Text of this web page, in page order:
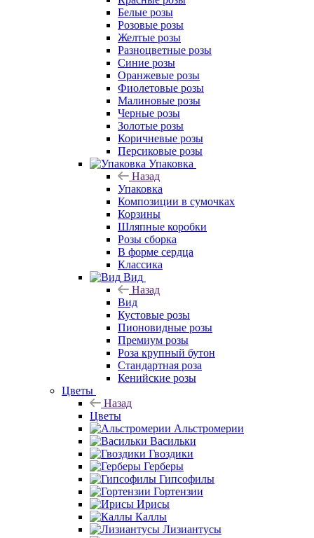
Белые розы
Розовые розы
Желтые розы
Разноцветные розы
Синие розы
Оранжевые розы
Фиолетовые розы
Малиновые розы
Черные розы
Золотые розы
Коричневые розы
Персиковые розы
Упаковка
Назад
Упаковка
Композиции в сумочках
Корзины
Шляпные коробки
Розы сборка
В форме сердца
Классика
Вид
Назад
Вид
Кустовые розы
Пионовидные розы
Премиум розы
Роза крупный бутон
Стандартная роза
Кенийские розы
Цветы
Назад
Цветы
Альстромерии
Васильки
Гвоздики
Герберы
Гипсофилы
Гортензии
Ирисы
Каллы
Лизиантусы